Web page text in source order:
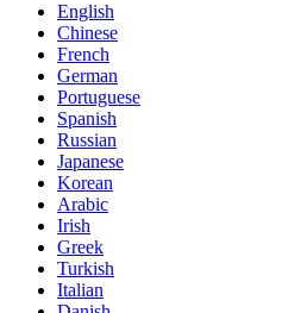
English
Chinese
French
German
Portuguese
Spanish
Russian
Japanese
Korean
Arabic
Irish
Greek
Turkish
Italian